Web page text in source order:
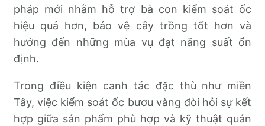
pháp mới nhằm hỗ trợ bà con kiểm soát ốc
hiệu quả hơn, bảo vệ cây trồng tốt hơn và
hướng đến những mùa vụ đạt năng suất ổn
định.
Trong điều kiện canh tác đặc thù như miền
Tây, việc kiểm soát ốc bươu vàng đòi hỏi sự kết
hợp giữa sản phẩm phù hợp và kỹ thuật quản